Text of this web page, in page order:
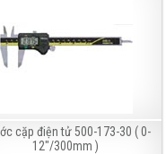
cặp điện tử 500-173-30 ( 0-
12"/300mm )